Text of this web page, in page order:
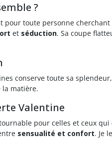
?
pour toute personne cherchant
et séduction. Sa coupe
conserve toute sa
la matière.
Valentine
pour celles et ceux qui
sensualité et confort. Je